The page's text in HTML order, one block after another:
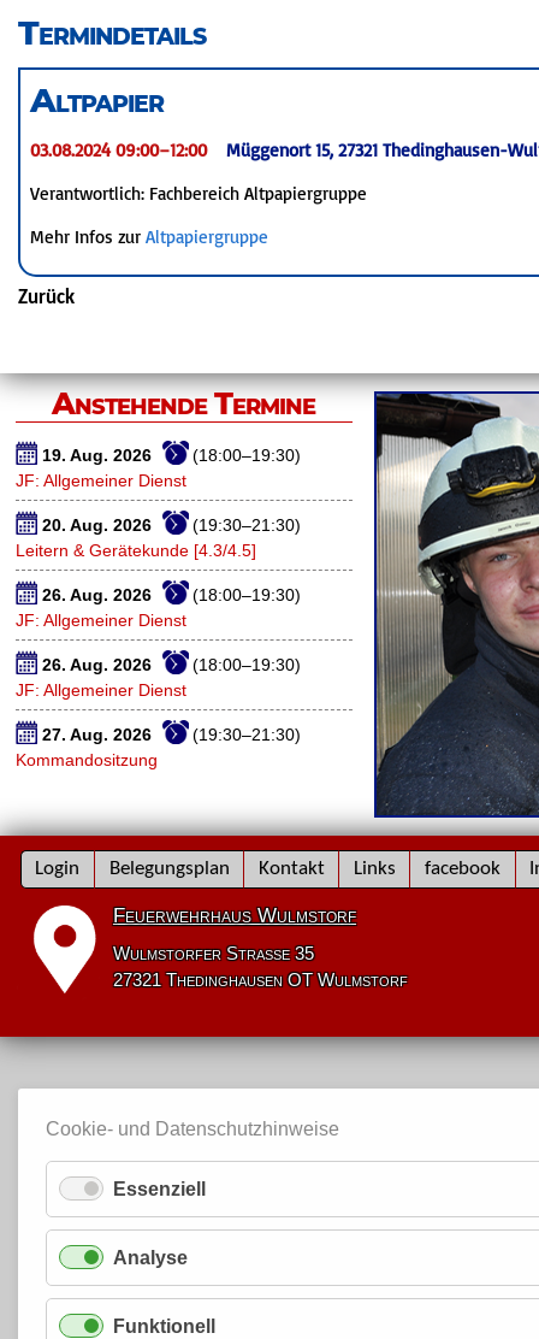
Termindetails
Altpapier
03.08.2024 09:00–12:00
Müggenort 15, 27321 Thedinghausen-
Verantwortlich: Fachbereich Altpapiergruppe
Mehr Infos zurAltpapiergruppe
Zurück
Anstehende Termine
19. Aug. 2026
(18:00–19:30)
JF: Allgemeiner Dienst
20. Aug. 2026
(19:30–21:30)
Leitern & Gerätekunde [4.3/4.5]
26. Aug. 2026
(18:00–19:30)
JF: Allgemeiner Dienst
26. Aug. 2026
(18:00–19:30)
JF: Allgemeiner Dienst
27. Aug. 2026
(19:30–21:30)
Kommandositzung
Navigation
überspringen
Login Belegungsplan Kontakt Links facebook
Feuerwehrhaus Wulmstorf
Wulmstorfer Straße 35
27321 Thedinghausen OT Wulmstorf
Cookie- und Datenschutzhinweise
Essenziell
Analyse
Funktionell